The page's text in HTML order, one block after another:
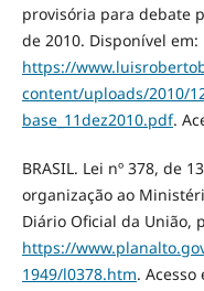
provisória para debate
de 2010. Disponível em:
https://
content/uploads/2010/
base_11dez2010.pdf.
BRASIL. Lei nº 378, de
organização ao
Diário Oficial da União,
https://
1949/l0378.htm. Acesso